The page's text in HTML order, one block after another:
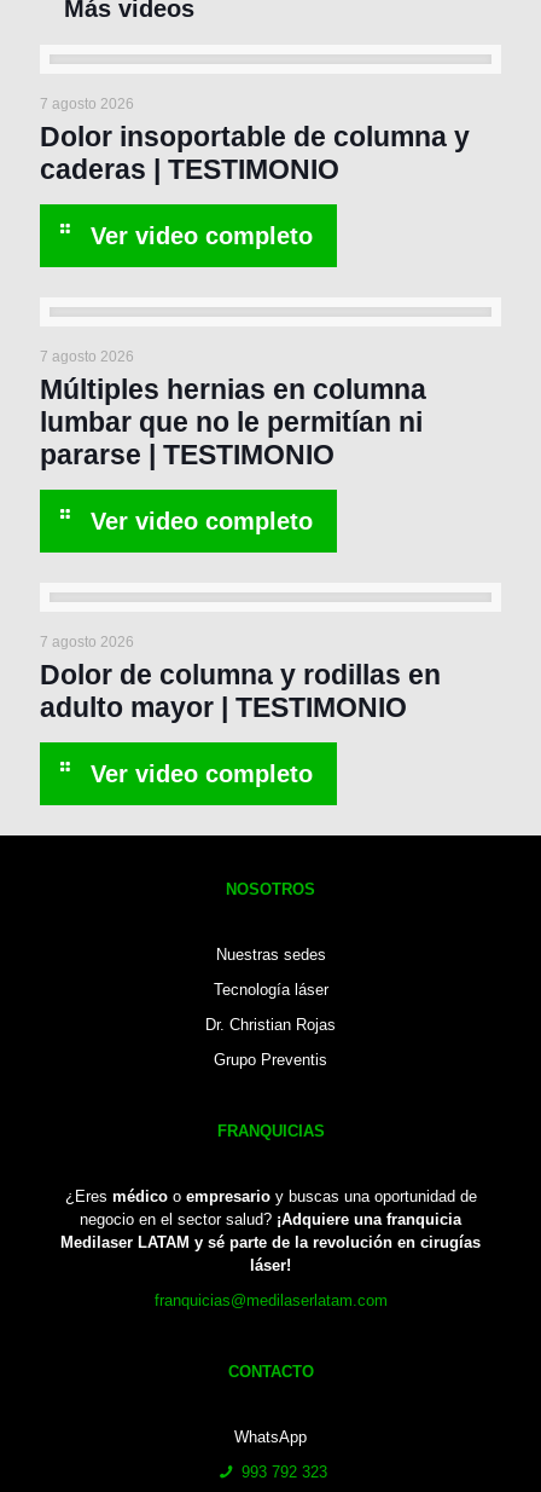
7 agosto 2026
Dolor insoportable de columna y
caderas | TESTIMONIO
7 agosto 2026
Múltiples hernias en columna
lumbar que no le permitían ni
pararse | TESTIMONIO
7 agosto 2026
Dolor de columna y rodillas en
adulto mayor | TESTIMONIO
NOSOTROS
Nuestras sedes
Tecnología láser
Dr. Christian Rojas
Grupo Preventis
FRANQUICIAS
¿Eres médicoo empresarioy buscas una oportunidad de
negocio en el sector salud? ¡Adquiere una franquicia
Medilaser LATAM y sé parte de la revolución en cirugías
láser!
franquicias@medilaserlatam.com
CONTACTO
WhatsApp
993 792 323